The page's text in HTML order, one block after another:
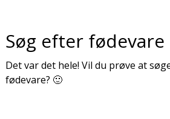
Søg efter fødevare
Det var det hele! Vil du prøve at
fødevare? 🙂